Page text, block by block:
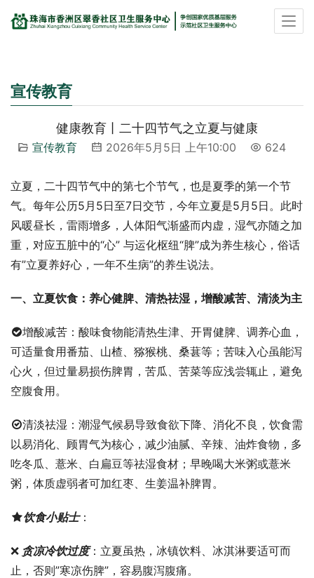
宣传教育
健康教育丨二十四节气之立夏与健康
宣传教育 2026年5月5日 上午10:00 624
立夏，二十四节气中的第七个节气，也是夏季的第一个节
气。每年公历5月5日至7日交节，今年立夏是5月5日。此时
风暖昼长，雷雨增多，人体阳气渐盛而内虚，湿气亦随之加
重，对应五脏中的“心” 与运化枢纽“脾”成为养生核心，俗话
有”立夏养好心，一年不生病”的养生说法。
一、立夏饮食：养心健脾、清热祛湿，增酸减苦、清淡为主
增酸减苦：酸味食物能清热生津、开胃健脾、调养心血，
可适量食用番茄、山楂、猕猴桃、桑葚等；苦味入心虽能泻
心火，但过量易损伤脾胃，苦瓜、苦菜等应浅尝辄止，避免
空腹食用。
清淡祛湿：潮湿气候易导致食欲下降、消化不良，饮食需
以易消化、顾胃气为核心，减少油腻、辛辣、油炸食物，多
吃冬瓜、薏米、白扁豆等祛湿食材；早晚喝大米粥或薏米
粥，体质虚弱者可加红枣、生姜温补脾胃。
饮食小贴士：
❌ 贪凉冷饮过度：立夏虽热，冰镇饮料、冰淇淋要适可而
止，否则”寒凉伤脾”，容易腹泻腹痛。